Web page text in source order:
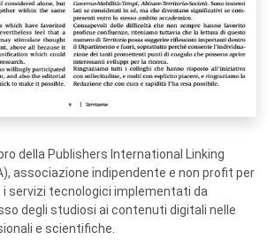
della Publishers International Linking
associazione indipendente e non profit per
servizi tecnologici implementati da
degli studiosi ai contenuti digitali nelle
e scientifiche.